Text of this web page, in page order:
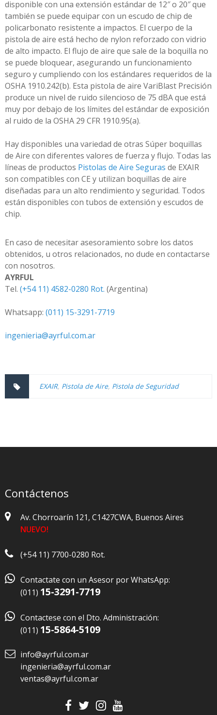
disponible con una extensión estándar de 12″ o 20″ que
también se puede equipar con un escudo de chip de
policarbonato resistente a impactos. El cuerpo de la
pistola de aire está hecho de nylon reforzado con vidrio
de alto impacto. El flujo de aire que sale de la boquilla no
se puede bloquear, asegurando un funcionamiento
seguro y cumpliendo con los estándares requeridos de la
OSHA 1910.242(b). Esta pistola de aire VariBlast Precisión
produce un nivel de ruido silencioso de 75 dBA que está
muy por debajo de los límites del estándar de exposición
al ruido de la OSHA 29 CFR 1910.95(a).
Hay disponibles una variedad de otras Súper boquillas
de Aire con diferentes valores de fuerza y flujo. Todas las
líneas de productos Pistolas de Aire Seguras de EXAIR
son compatibles con CE y utilizan boquillas de aire
diseñadas para un alto rendimiento y seguridad. Todos
están disponibles con tubos de extensión y escudos de
chip.
En caso de necesitar asesoramiento sobre los datos
obtenidos, u otros relacionados, no dude en contactarse
con nosotros.
AYRFUL
Tel. (+54 11) 4582-0280 Rot. (Argentina)
Whatsapp: (011) 15-3291-7719
ingenieria@ayrful.com.ar
EXAIR, Pistola de Aire, Pistola de Seguridad
Contáctenos
Av. Chorroarín 121, C1427CWA, Buenos Aires
NUEVO!
(+54 11) 7700-0280 Rot.
 Contactate con un Asesor por WhatsApp:
(011) 15-3291-7719
 Contactese con el Dto. Administración:
(011) 15-5864-5109
info@ayrful.com.ar
ingenieria@ayrful.com.ar
ventas@ayrful.com.ar